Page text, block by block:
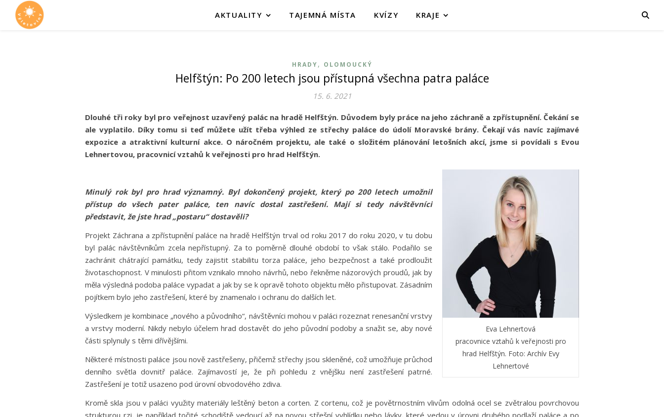
AKTUALITY TAJEMNÁ MÍSTA KVÍZY KRAJE
HRADY, OLOMOUCKÝ
Helfštýn: Po 200 letech jsou přístupná všechna patra paláce
15. 6. 2021
Dlouhé tři roky byl pro veřejnost uzavřený palác na hradě Helfštýn. Důvodem byly práce na jeho záchraně a zpřístupnění. Čekání se
ale vyplatilo. Díky tomu si teď můžete užít třeba výhled ze střechy paláce do údolí Moravské brány. Čekají vás navíc zajímavé
expozice a atraktivní kulturní akce. O náročném projektu, ale také o složitém plánování letošních akcí, jsme si povídali s Evou
Lehnertovou, pracovnicí vztahů k veřejnosti pro hrad Helfštýn.
Eva Lehnertová
pracovnice vztahů k veřejnosti pro
hrad Helfštýn. Foto: Archív Evy
Lehnertové
Minulý rok byl pro hrad významný. Byl dokončený projekt, který po 200 letech umožnil
přístup do všech pater paláce, ten navíc dostal zastřešení. Mají si tedy návštěvníci
představit, že jste hrad „postaru“ dostavěli?
Projekt Záchrana a zpřístupnění paláce na hradě Helfštýn trval od roku 2017 do roku 2020, v tu dobu
byl palác návštěvníkům zcela nepřístupný. Za to poměrně dlouhé období to však stálo. Podařilo se
zachránit chátrající památku, tedy zajistit stabilitu torza paláce, jeho bezpečnost a také prodloužit
životaschopnost. V minulosti přitom vznikalo mnoho návrhů, nebo řekněme názorových proudů, jak by
měla výsledná podoba paláce vypadat a jak by se k opravě tohoto objektu mělo přistupovat. Zásadním
pojítkem bylo jeho zastřešení, které by znamenalo i ochranu do dalších let.
Výsledkem je kombinace „nového a původního“, návštěvníci mohou v paláci rozeznat renesanční vrstvy
a vrstvy moderní. Nikdy nebylo účelem hrad dostavět do jeho původní podoby a snažit se, aby nové
části splynuly s těmi dřívějšími.
Některé místnosti paláce jsou nově zastřešeny, přičemž střechy jsou skleněné, což umožňuje průchod
denního světla dovnitř paláce. Zajímavostí je, že při pohledu z vnějšku není zastřešení patrné.
Zastřešení je totiž usazeno pod úrovní obvodového zdiva.
Kromě skla jsou v paláci využity materiály leštěný beton a corten. Z cortenu, což je povětrnostním vlivům odolná ocel se zvětralou povrchovou
strukturou rzi, je například točité schodiště vedoucí až na novou střešní vyhlídku nebo lávky, které vedou v úrovni druhého podlaží paláce a po